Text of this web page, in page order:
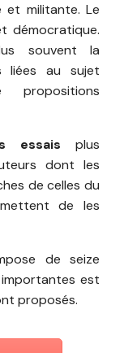
et militante. Le
démocratique.
souvent la
liées au sujet
essais plus
dont les
de celles du
de les
de seize
importantes est
proposés.